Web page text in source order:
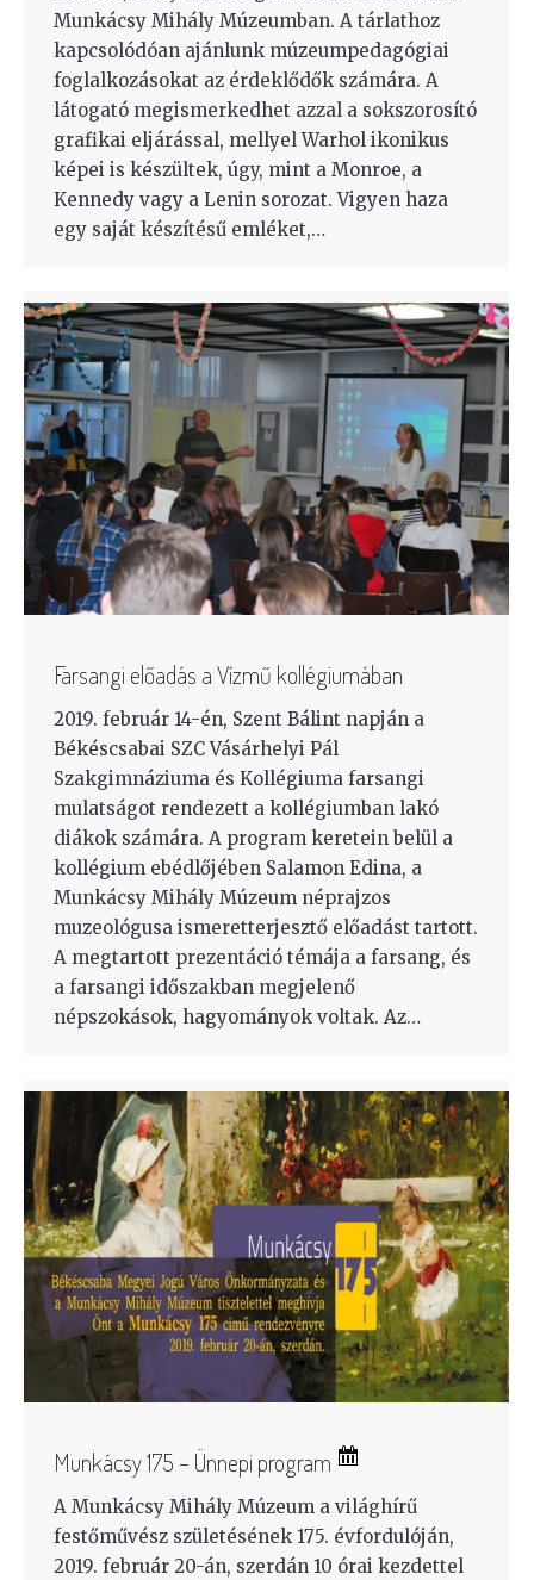
Munkácsy Mihály Múzeumban. A tárlathoz
kapcsolódóan ajánlunk múzeumpedagógiai
foglalkozásokat az érdeklődők számára. A
látogató megismerkedhet azzal a sokszorosító
grafikai eljárással, mellyel Warhol ikonikus
képei is készültek, úgy, mint a Monroe, a
Kennedy vagy a Lenin sorozat. Vigyen haza
egy saját készítésű emléket,…
Farsangi előadás a Vízmű kollégiumában
2019. február 14-én, Szent Bálint napján a
Békéscsabai SZC Vásárhelyi Pál
Szakgimnáziuma és Kollégiuma farsangi
mulatságot rendezett a kollégiumban lakó
diákok számára. A program keretein belül a
kollégium ebédlőjében Salamon Edina, a
Munkácsy Mihály Múzeum néprajzos
muzeológusa ismeretterjesztő előadást tartott.
A megtartott prezentáció témája a farsang, és
a farsangi időszakban megjelenő
népszokások, hagyományok voltak. Az…
Munkácsy 175 – Ünnepi program
A Munkácsy Mihály Múzeum a világhírű
festőművész születésének 175. évfordulóján,
2019. február 20-án, szerdán 10 órai kezdettel